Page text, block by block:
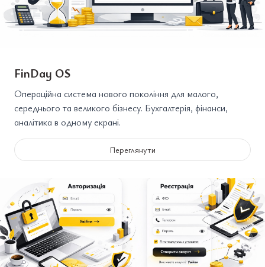
FinDay OS
Операційна система нового покоління для малого,
середнього та великого бізнесу. Бухгалтерія, фінанси,
аналітика в одному екрані.
Переглянути